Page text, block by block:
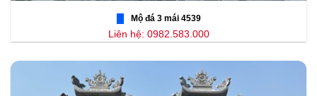
Mộ đá 3 mái 4539
Liên hệ: 0982.583.000